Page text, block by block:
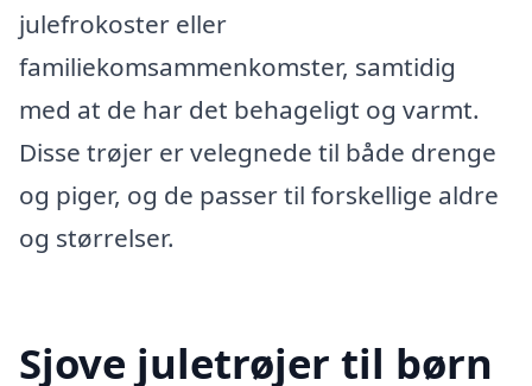
julefrokoster eller
familiekomsammenkomster, samtidig
med at de har det behageligt og varmt.
Disse trøjer er velegnede til både drenge
og piger, og de passer til forskellige aldre
og størrelser.
Sjove juletrøjer til børn